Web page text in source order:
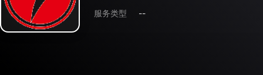
服务类型
--